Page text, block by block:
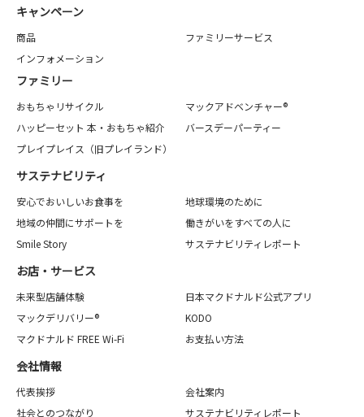
キャンペーン
商品
ファミリーサービス
インフォメーション
ファミリー
おもちゃリサイクル
マックアドベンチャー®
ハッピーセット 本・おもちゃ紹介
バースデーパーティー
プレイプレイス（旧プレイランド）
サステナビリティ
安心でおいしいお食事を
地球環境のために
地域の仲間にサポートを
働きがいをすべての人に
Smile Story
サステナビリティレポート
お店・サービス
未来型店舗体験
日本マクドナルド公式アプリ
マックデリバリー®
KODO
マクドナルド FREE Wi-Fi
お支払い方法
会社情報
代表挨拶
会社案内
社会とのつながり
サステナビリティレポート